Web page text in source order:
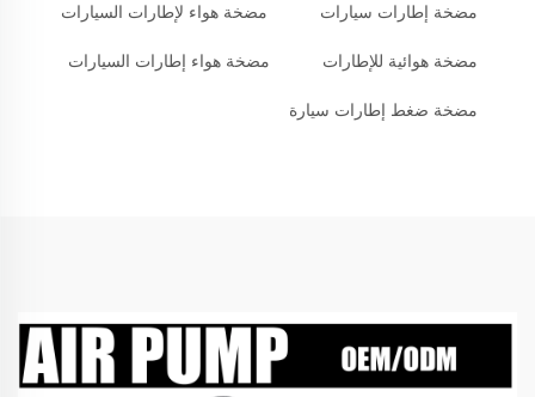
مضخة إطارات سيارات مضخة هواء لإطارات السيارات
مضخة هوائية للإطارات مضخة هواء إطارات السيارات
مضخة ضغط إطارات سيارة